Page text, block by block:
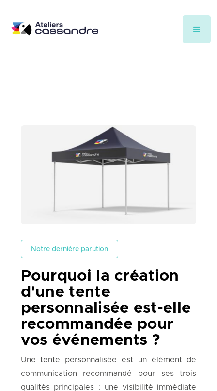
Notre dernière parution
Pourquoi la création
d'une tente
personnalisée est-elle
recommandée pour
vos événements ?
Une tente personnalisée est un élément de
communication recommandé pour ses trois
qualités principales : une visibilité immédiate